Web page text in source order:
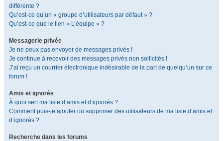
différente ?
Qu’est-ce qu’un « groupe d’utilisateurs par défaut » ?
Qu’est-ce que le lien « L’équipe » ?
Messagerie privée
Je ne peux pas envoyer de messages privés !
Je continue à recevoir des messages privés non sollicités !
J’ai reçu un courrier électronique indésirable de la part de quelqu’un sur ce
forum !
Amis et ignorés
À quoi sert ma liste d’amis et d’ignorés ?
Comment puis-je ajouter ou supprimer des utilisateurs de ma liste d’amis et
d’ignorés ?
Recherche dans les forums